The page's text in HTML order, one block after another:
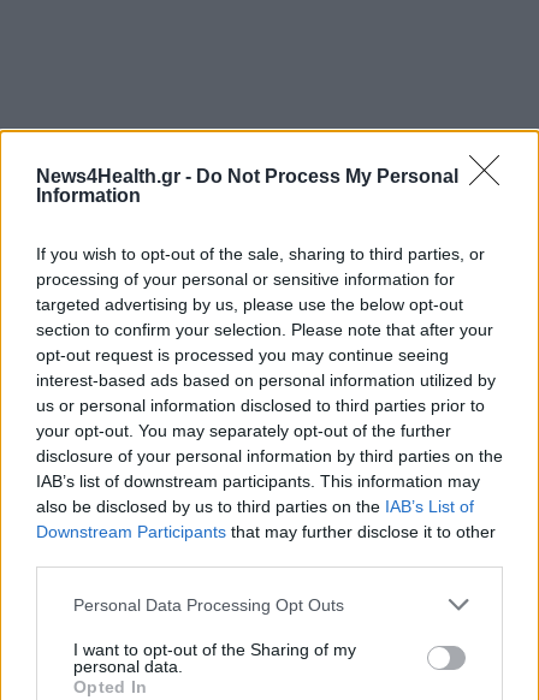
News4Health.gr - Do Not Process My Personal
Information
If you wish to opt-out of the sale, sharing to third parties, or
processing of your personal or sensitive information for
targeted advertising by us, please use the below opt-out
section to confirm your selection. Please note that after your
opt-out request is processed you may continue seeing
interest-based ads based on personal information utilized by
us or personal information disclosed to third parties prior to
your opt-out. You may separately opt-out of the further
disclosure of your personal information by third parties on the
IAB’s list of downstream participants. This information may
also be disclosed by us to third parties on the IAB’s List of
Downstream Participants that may further disclose it to other
Personal Data Processing Opt Outs
I want to opt-out of the Sharing of my
personal data.
Opted In
ΔΗΜΗΤΡΗΣ ΒΑΡΤΖΟΠΟΥΛΟΣ
ΨΥΧΟΛΟΓΙΚΗ ΥΠΟΣΤΗΡΙΞΗ
ΟΓΚΟΛΟΓΙΚΟΙ ΑΣΘΕΝΕΙΣ
ΟΓΚΟΛΟΓΙΑ